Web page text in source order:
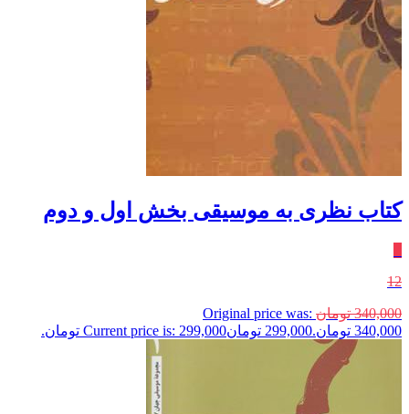
کتاب نظری به موسیقی بخش اول و دوم
12
340,000 تومان Original price was:
340,000 تومان.
299,000 تومانCurrent price is: 299,000 تومان.